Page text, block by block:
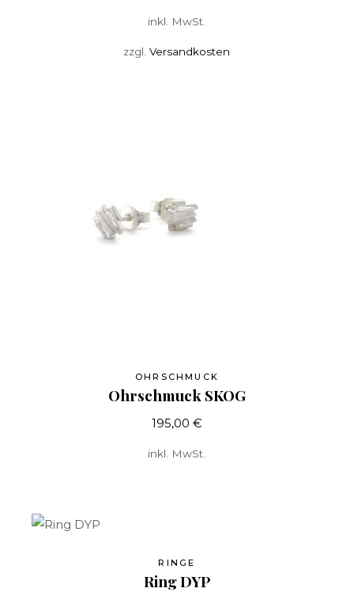
inkl. MwSt.
zzgl.Versandkosten
OHRSCHMUCK
Ohrschmuck SKOG
195,00 €
inkl. MwSt.
RINGE
Ring DYP